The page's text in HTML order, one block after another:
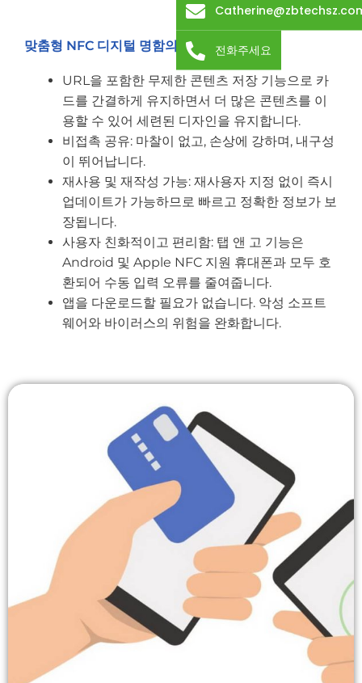
맞춤형 NFC 디지털 명함의 이점
URL을 포함한 무제한 콘텐츠 저장 기능으로 카
드를 간결하게 유지하면서 더 많은 콘텐츠를 이
용할 수 있어 세련된 디자인을 유지합니다.
비접촉 공유: 마찰이 없고, 손상에 강하며, 내구성
이 뛰어납니다.
재사용 및 재작성 가능: 재사용자 지정 없이 즉시
업데이트가 가능하므로 빠르고 정확한 정보가 보
장됩니다.
사용자 친화적이고 편리함: 탭 앤 고 기능은
Android 및 Apple NFC 지원 휴대폰과 모두 호
환되어 수동 입력 오류를 줄여줍니다.
앱을 다운로드할 필요가 없습니다. 악성 소프트
웨어와 바이러스의 위험을 완화합니다.
전화주세요